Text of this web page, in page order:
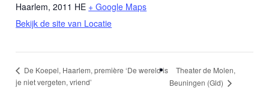
Haarlem, 2011 HE + Google Maps
Bekijk de site van Locatie
De Koepel, Haarlem, première ‘De wereld is
je niet vergeten, vriend’
Theater de Molen,
Beuningen (Gld)